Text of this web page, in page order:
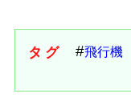
タグ
飛行機